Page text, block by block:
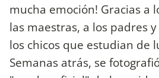
mucha emoción! Gracias a
las maestras, a los padres
los chicos que estudian de
Semanas atrás, se